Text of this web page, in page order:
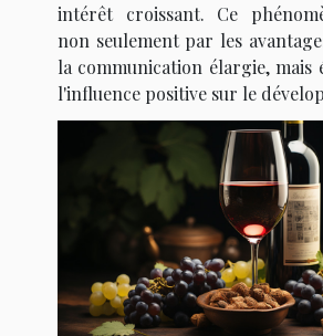
intérêt croissant. Ce
non seulement par les
la communication élargie, mais
l'influence positive sur le